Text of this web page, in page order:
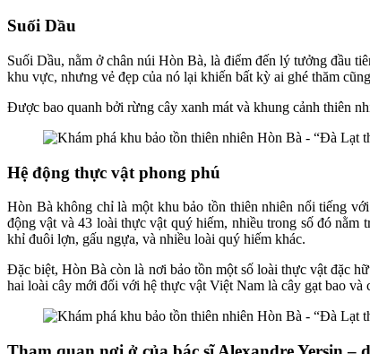
Suối Dầu
Suối Dầu, nằm ở chân núi Hòn Bà, là điểm đến lý tưởng đầu
khu vực, nhưng vẻ đẹp của nó lại khiến bất kỳ ai ghé thăm
Được bao quanh bởi rừng cây xanh mát và khung cảnh thiên
Hệ động thực vật phong phú
Hòn Bà không chỉ là một khu bảo tồn thiên nhiên nổi tiếng
động vật và 43 loài thực vật quý hiếm, nhiều trong số đó
khỉ đuôi lợn, gấu ngựa, và nhiều loài quý hiếm khác.
Đặc biệt, Hòn Bà còn là nơi bảo tồn một số loài thực vật đặc
hai loài cây mới đối với hệ thực vật Việt Nam là cây gạt bao